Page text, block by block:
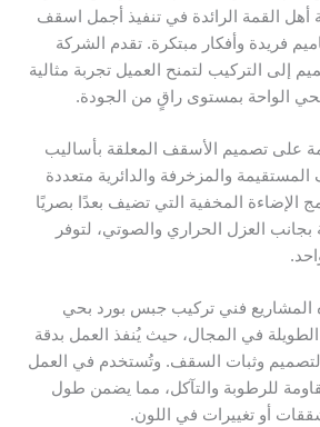
أهل القمة الرائدة في تنفيذ أجمل اسقف
فريدة وأفكار مبتكرة. تقدم الشركة
إلى التركيب لتمنح العميل تجربة مثالية
الواحة بمستوى راقٍ من الجودة.
على تصميم الأسقف المعلقة بأساليب
والمزخرفة والدائرية متعددة
الإضاءة المخفية التي تضيف بعدًا بصريًا
بجانب العزل الحراري والصوتي، لتوفر
فني تركيب جبس بورد بحي
في المجال، حيث يُنفذ العمل بدقة
وثبات السقف. وتُستخدم في العمل
للرطوبة والتآكل، مما يضمن طول
أو تغييرات في اللون.